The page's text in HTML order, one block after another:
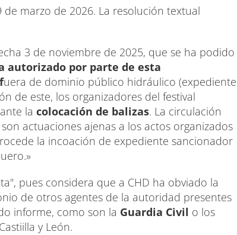
marzo de 2026. La resolución textual
3 de noviembre de 2025, que se ha podido
autorizado por parte de esta
uera de dominio público hidráulico (expediente
de este, los organizadores del festival
la colocación de balizas. La circulación
actuaciones ajenas a los actos organizados
la incoación de expediente sancionador
pues considera que a CHD ha obviado la
de otros agentes de la autoridad presentes
informe, como son la Guardia Civil o los
y León.